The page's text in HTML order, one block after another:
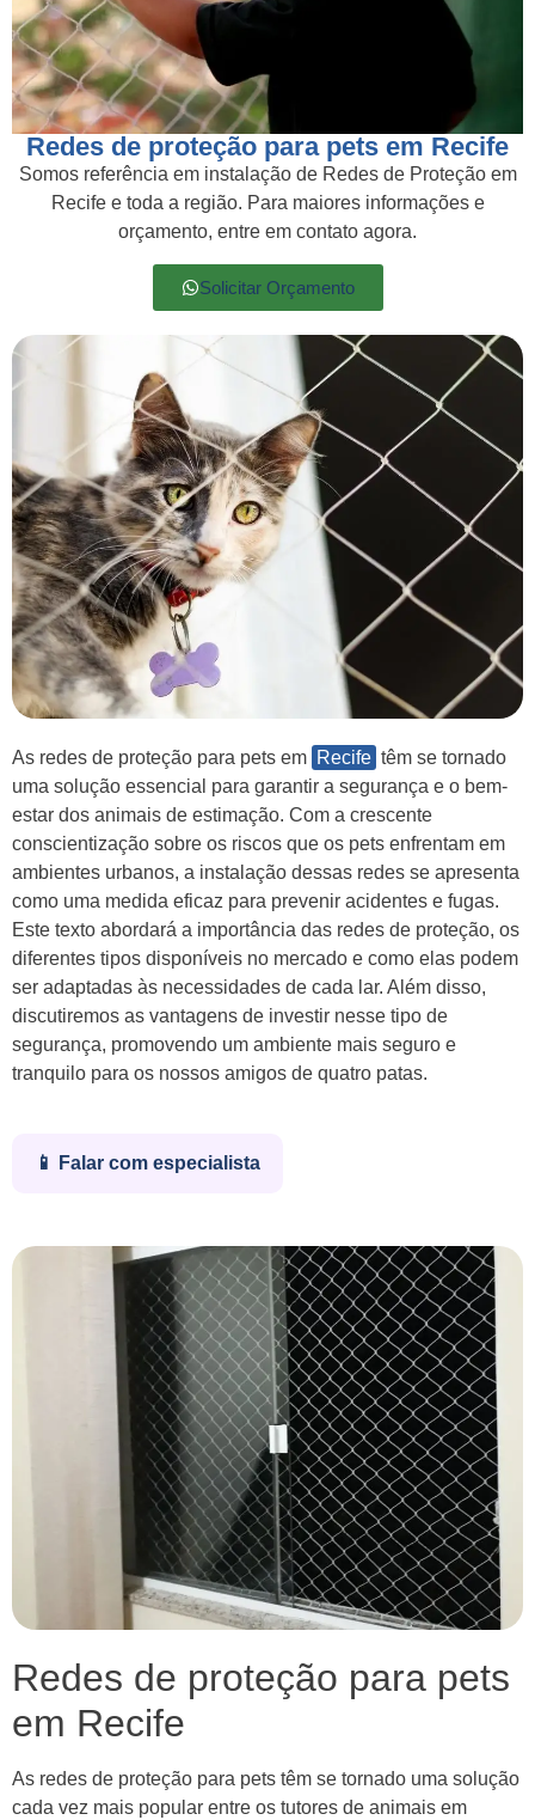
Redes de proteção para pets em Recife
Somos referência em instalação de Redes de Proteção em
Recife e toda a região. Para maiores informações e
orçamento, entre em contato agora.
Solicitar Orçamento
As redes de proteção para pets em Recife têm se tornado
uma solução essencial para garantir a segurança e o bem-
estar dos animais de estimação. Com a crescente
conscientização sobre os riscos que os pets enfrentam em
ambientes urbanos, a instalação dessas redes se apresenta
como uma medida eficaz para prevenir acidentes e fugas.
Este texto abordará a importância das redes de proteção, os
diferentes tipos disponíveis no mercado e como elas podem
ser adaptadas às necessidades de cada lar. Além disso,
discutiremos as vantagens de investir nesse tipo de
segurança, promovendo um ambiente mais seguro e
tranquilo para os nossos amigos de quatro patas.
📱 Falar com especialista
Redes de proteção para pets
em Recife
As redes de proteção para pets têm se tornado uma solução
cada vez mais popular entre os tutores de animais em